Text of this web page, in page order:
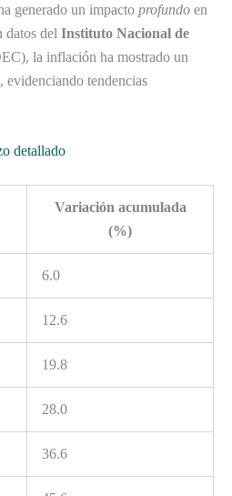
generado un impacto profundo en
datos del Instituto Nacional de
la inflación ha mostrado un
evidenciando tendencias
detallado
Variación acumulada
(%)
6.0
12.6
19.8
28.0
36.6